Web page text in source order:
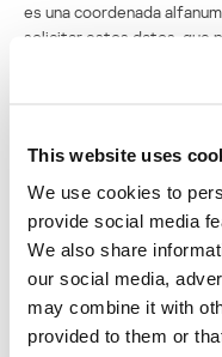
This website uses
We use cookies to
provide social media
We also share
our social media,
may combine it with
provided to them or
es una coordenada
solicitar estos datos, que
información. Esta
reales que solicita el
Parámetros de